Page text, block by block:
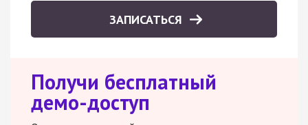
ЗАПИСАТЬСЯ
Получи бесплатный
демо-доступ